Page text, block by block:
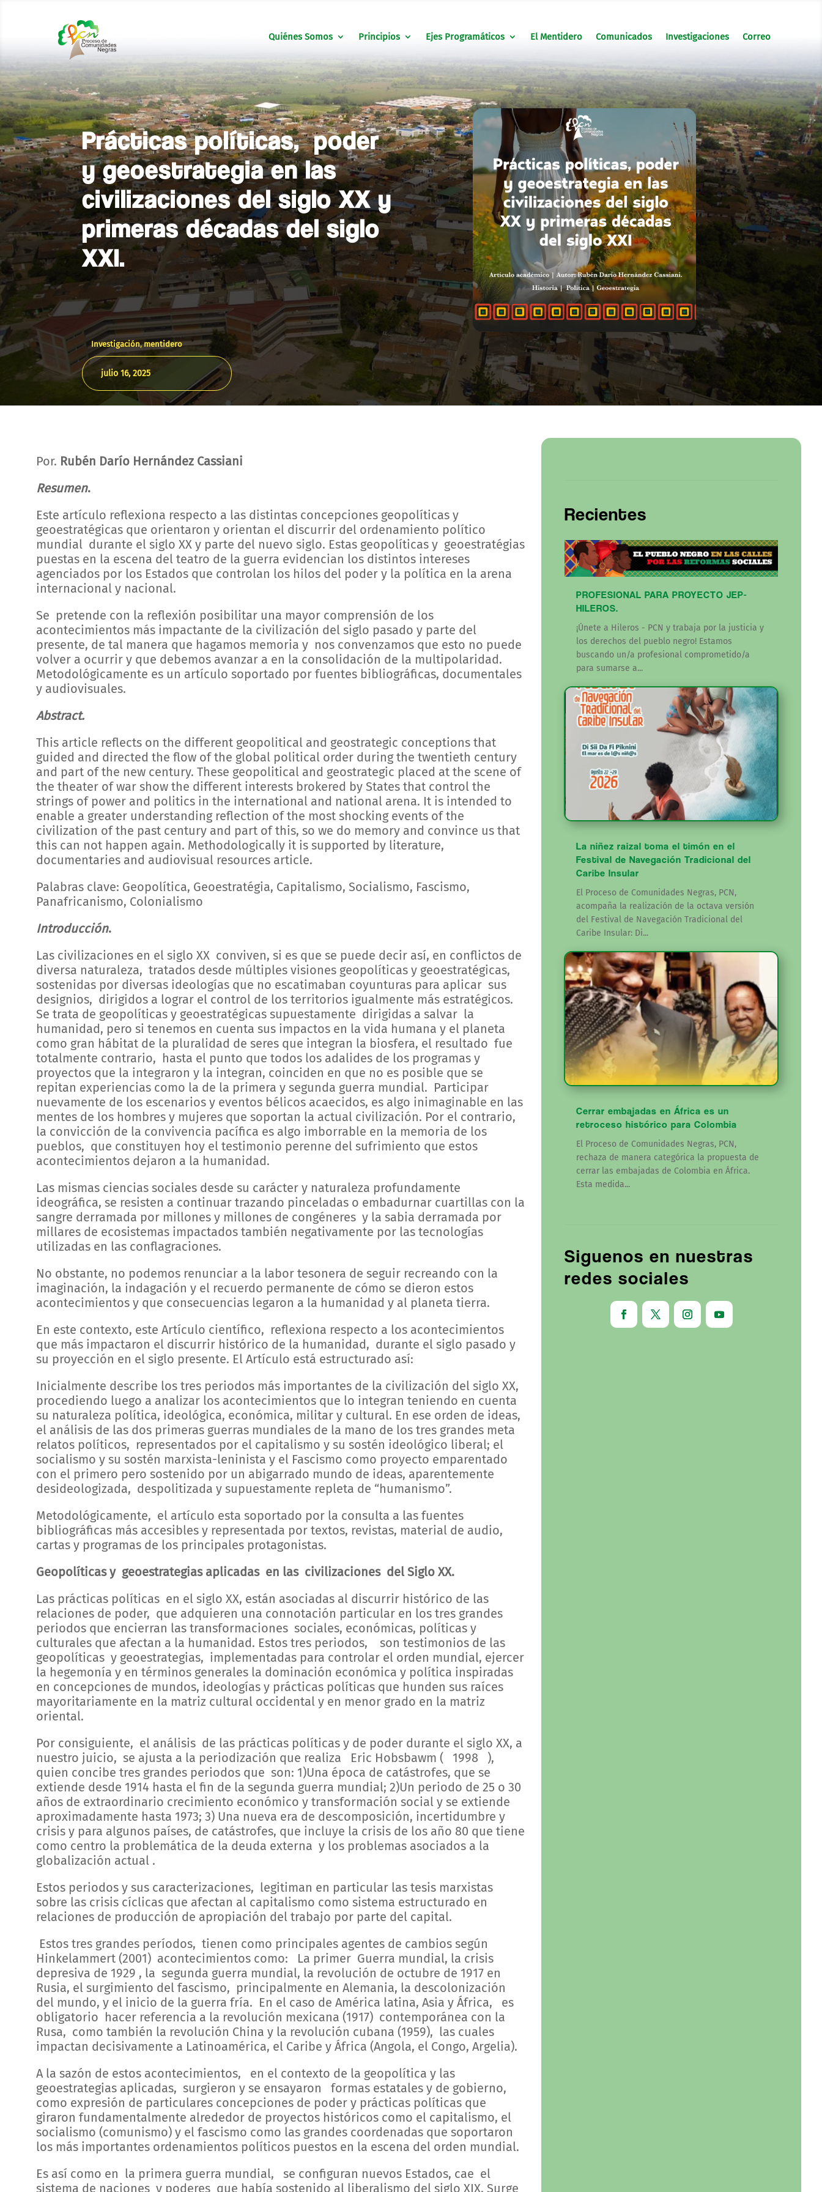
Quiénes Somos Principios Ejes Programáticos El Mentidero Comunicados Investigaciones Correo
Prácticas políticas, poder
y geoestrategia en las
civilizaciones del siglo XX y
primeras décadas del siglo
XXI.
Investigación,mentidero
julio 16, 2025
Por. Rubén Darío Hernández Cassiani
Resumen.
Este artículo reflexiona respecto a las distintas concepciones geopolíticas y
geoestratégicas que orientaron y orientan el discurrir del ordenamiento político
mundial durante el siglo XX y parte del nuevo siglo. Estas geopolíticas y geoestratégias
puestas en la escena del teatro de la guerra evidencian los distintos intereses
agenciados por los Estados que controlan los hilos del poder y la política en la arena
internacional y nacional.
Se pretende con la reflexión posibilitar una mayor comprensión de los
acontecimientos más impactante de la civilización del siglo pasado y parte del
presente, de tal manera que hagamos memoria y nos convenzamos que esto no puede
volver a ocurrir y que debemos avanzar a en la consolidación de la multipolaridad.
Metodológicamente es un artículo soportado por fuentes bibliográficas, documentales
y audiovisuales.
Abstract.
This article reflects on the different geopolitical and geostrategic conceptions that
guided and directed the flow of the global political order during the twentieth century
and part of the new century. These geopolitical and geostrategic placed at the scene of
the theater of war show the different interests brokered by States that control the
strings of power and politics in the international and national arena. It is intended to
enable a greater understanding reflection of the most shocking events of the
civilization of the past century and part of this, so we do memory and convince us that
this can not happen again. Methodologically it is supported by literature,
documentaries and audiovisual resources article.
Palabras clave: Geopolítica, Geoestratégia, Capitalismo, Socialismo, Fascismo,
Panafricanismo, Colonialismo
Introducción.
Las civilizaciones en el siglo XX conviven, si es que se puede decir así, en conflictos de
diversa naturaleza, tratados desde múltiples visiones geopolíticas y geoestratégicas,
sostenidas por diversas ideologías que no escatimaban coyunturas para aplicar sus
designios, dirigidos a lograr el control de los territorios igualmente más estratégicos.
Se trata de geopolíticas y geoestratégicas supuestamente dirigidas a salvar la
humanidad, pero si tenemos en cuenta sus impactos en la vida humana y el planeta
como gran hábitat de la pluralidad de seres que integran la biosfera, el resultado fue
totalmente contrario, hasta el punto que todos los adalides de los programas y
proyectos que la integraron y la integran, coinciden en que no es posible que se
repitan experiencias como la de la primera y segunda guerra mundial. Participar
nuevamente de los escenarios y eventos bélicos acaecidos, es algo inimaginable en las
mentes de los hombres y mujeres que soportan la actual civilización. Por el contrario,
la convicción de la convivencia pacífica es algo imborrable en la memoria de los
pueblos, que constituyen hoy el testimonio perenne del sufrimiento que estos
acontecimientos dejaron a la humanidad.
Las mismas ciencias sociales desde su carácter y naturaleza profundamente
ideográfica, se resisten a continuar trazando pinceladas o embadurnar cuartillas con la
sangre derramada por millones y millones de congéneres y la sabia derramada por
millares de ecosistemas impactados también negativamente por las tecnologías
utilizadas en las conflagraciones.
No obstante, no podemos renunciar a la labor tesonera de seguir recreando con la
imaginación, la indagación y el recuerdo permanente de cómo se dieron estos
acontecimientos y que consecuencias legaron a la humanidad y al planeta tierra.
En este contexto, este Artículo científico, reflexiona respecto a los acontecimientos
que más impactaron el discurrir histórico de la humanidad, durante el siglo pasado y
su proyección en el siglo presente. El Artículo está estructurado así:
Inicialmente describe los tres periodos más importantes de la civilización del siglo XX,
procediendo luego a analizar los acontecimientos que lo integran teniendo en cuenta
su naturaleza política, ideológica, económica, militar y cultural. En ese orden de ideas,
el análisis de las dos primeras guerras mundiales de la mano de los tres grandes meta
relatos políticos, representados por el capitalismo y su sostén ideológico liberal; el
socialismo y su sostén marxista-leninista y el Fascismo como proyecto emparentado
con el primero pero sostenido por un abigarrado mundo de ideas, aparentemente
desideologizada, despolitizada y supuestamente repleta de “humanismo”.
Metodológicamente, el artículo esta soportado por la consulta a las fuentes
bibliográficas más accesibles y representada por textos, revistas, material de audio,
cartas y programas de los principales protagonistas.
Geopolíticas y geoestrategias aplicadas en las civilizaciones del Siglo XX.
Las prácticas políticas en el siglo XX, están asociadas al discurrir histórico de las
relaciones de poder, que adquieren una connotación particular en los tres grandes
periodos que encierran las transformaciones sociales, económicas, políticas y
culturales que afectan a la humanidad. Estos tres periodos, son testimonios de las
geopolíticas y geoestrategias, implementadas para controlar el orden mundial, ejercer
la hegemonía y en términos generales la dominación económica y política inspiradas
en concepciones de mundos, ideologías y prácticas políticas que hunden sus raíces
mayoritariamente en la matriz cultural occidental y en menor grado en la matriz
oriental.
Por consiguiente, el análisis de las prácticas políticas y de poder durante el siglo XX, a
nuestro juicio, se ajusta a la periodización que realiza Eric Hobsbawm ( 1998 ),
quien concibe tres grandes periodos que son: 1)Una época de catástrofes, que se
extiende desde 1914 hasta el fin de la segunda guerra mundial; 2)Un periodo de 25 o 30
años de extraordinario crecimiento económico y transformación social y se extiende
aproximadamente hasta 1973; 3) Una nueva era de descomposición, incertidumbre y
crisis y para algunos países, de catástrofes, que incluye la crisis de los año 80 que tiene
como centro la problemática de la deuda externa y los problemas asociados a la
globalización actual .
Estos periodos y sus caracterizaciones, legitiman en particular las tesis marxistas
sobre las crisis cíclicas que afectan al capitalismo como sistema estructurado en
relaciones de producción de apropiación del trabajo por parte del capital.
Estos tres grandes períodos, tienen como principales agentes de cambios según
Hinkelammert (2001) acontecimientos como: La primer Guerra mundial, la crisis
depresiva de 1929 , la segunda guerra mundial, la revolución de octubre de 1917 en
Rusia, el surgimiento del fascismo, principalmente en Alemania, la descolonización
del mundo, y el inicio de la guerra fría. En el caso de América latina, Asia y África, es
obligatorio hacer referencia a la revolución mexicana (1917) contemporánea con la
Rusa, como también la revolución China y la revolución cubana (1959), las cuales
impactan decisivamente a Latinoamérica, el Caribe y África (Angola, el Congo, Argelia).
A la sazón de estos acontecimientos, en el contexto de la geopolítica y las
geoestrategias aplicadas, surgieron y se ensayaron formas estatales y de gobierno,
como expresión de particulares concepciones de poder y prácticas políticas que
giraron fundamentalmente alrededor de proyectos históricos como el capitalismo, el
socialismo (comunismo) y el fascismo como las grandes coordenadas que soportaron
los más importantes ordenamientos políticos puestos en la escena del orden mundial.
Es así como en la primera guerra mundial, se configuran nuevos Estados, cae el
sistema de naciones y poderes que había sostenido al liberalismo del siglo XIX. Surge
Recientes
PROFESIONAL PARA PROYECTO JEP-
HILEROS.
¡Únete a Hileros - PCN y trabaja por la justicia y
los derechos del pueblo negro! Estamos
buscando un/a profesional comprometido/a
para sumarse a...
La niñez raizal toma el timón en el
Festival de Navegación Tradicional del
Caribe Insular
El Proceso de Comunidades Negras, PCN,
acompaña la realización de la octava versión
del Festival de Navegación Tradicional del
Caribe Insular: Di...
Cerrar embajadas en África es un
retroceso histórico para Colombia
El Proceso de Comunidades Negras, PCN,
rechaza de manera categórica la propuesta de
cerrar las embajadas de Colombia en África.
Esta medida...
Siguenos en nuestras
redes sociales